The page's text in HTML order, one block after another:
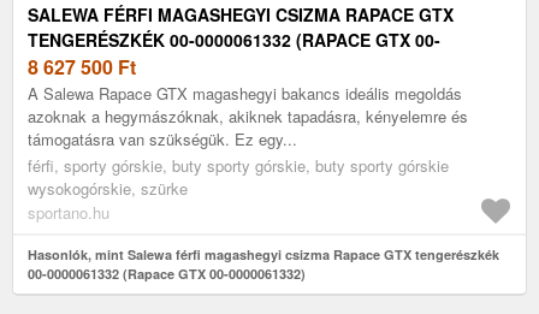
SALEWA FÉRFI MAGASHEGYI CSIZMA RAPACE GTX
TENGERÉSZKÉK 00-0000061332 (RAPACE GTX 00-
0000061332)
8 627 500 Ft
A Salewa Rapace GTX magashegyi bakancs ideális megoldás
azoknak a hegymászóknak, akiknek tapadásra, kényelemre és
támogatásra van szükségük. Ez egy...
férfi, sporty górskie, buty sporty górskie, buty sporty górskie
wysokogórskie, szürke
sportano.hu
Hasonlók, mint Salewa férfi magashegyi csizma Rapace GTX tengerészkék
00-0000061332 (Rapace GTX 00-0000061332)